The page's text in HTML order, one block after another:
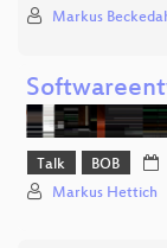
Markus
Talk BOB
Markus Hettich